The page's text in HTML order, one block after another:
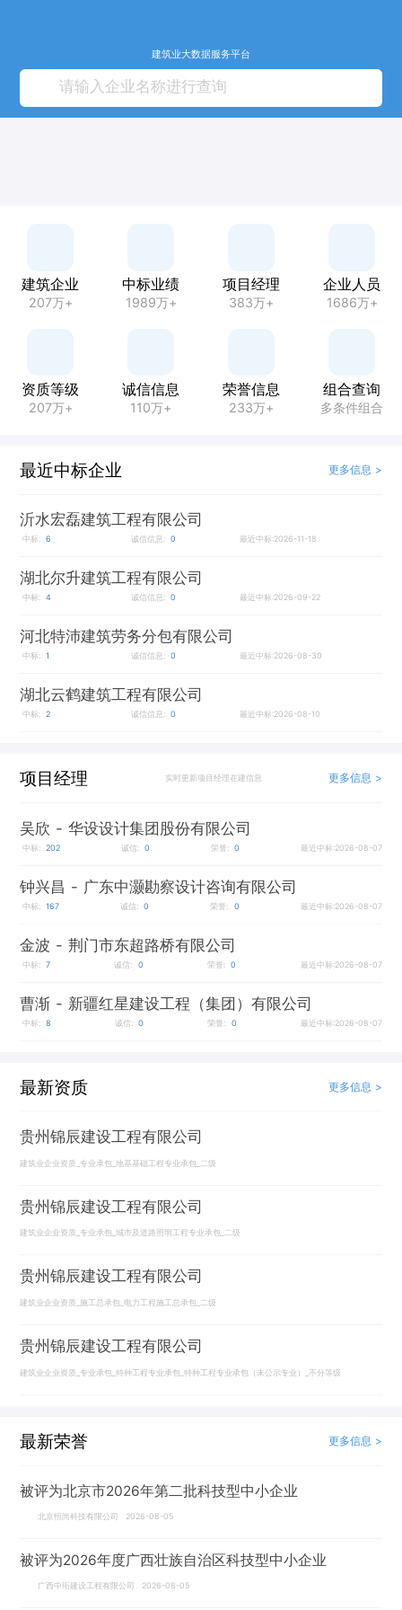
建筑业大数据服务平台
建筑企业
207万+
中标业绩
1989万+
项目经理
383万+
企业人员
1686万+
资质等级
207万+
诚信信息
110万+
荣誉信息
233万+
组合查询
多条件组合
最近中标企业 更多信息 >
沂水宏磊建筑工程有限公司
中标: 6 诚信信息: 0 最近中标:2026-11-18
湖北尔升建筑工程有限公司
中标: 4 诚信信息: 0 最近中标:2026-09-22
河北特沛建筑劳务分包有限公司
中标: 1 诚信信息: 0 最近中标:2026-08-30
湖北云鹤建筑工程有限公司
中标: 2 诚信信息: 0 最近中标:2026-08-10
项目经理 实时更新项目经理在建信息 更多信息 >
吴欣 - 华设设计集团股份有限公司
中标: 202 诚信: 0 荣誉: 0 最近中标:2026-08-07
钟兴昌 - 广东中灏勘察设计咨询有限公司
中标: 167 诚信: 0 荣誉: 0 最近中标:2026-08-07
金波 - 荆门市东超路桥有限公司
中标: 7 诚信: 0 荣誉: 0 最近中标:2026-08-07
曹渐 - 新疆红星建设工程（集团）有限公司
中标: 8 诚信: 0 荣誉: 0 最近中标:2026-08-07
最新资质 更多信息 >
贵州锦辰建设工程有限公司
建筑业企业资质_专业承包_地基基础工程专业承包_二级
贵州锦辰建设工程有限公司
建筑业企业资质_专业承包_城市及道路照明工程专业承包_二级
贵州锦辰建设工程有限公司
建筑业企业资质_施工总承包_电力工程施工总承包_二级
贵州锦辰建设工程有限公司
建筑业企业资质_专业承包_特种工程专业承包_特种工程专业承包（未公示专业）_不分等级
最新荣誉 更多信息 >
被评为北京市2026年第二批科技型中小企业
北京恒尚科技有限公司 2026-08-05
被评为2026年度广西壮族自治区科技型中小企业
广西中珩建设工程有限公司 2026-08-05